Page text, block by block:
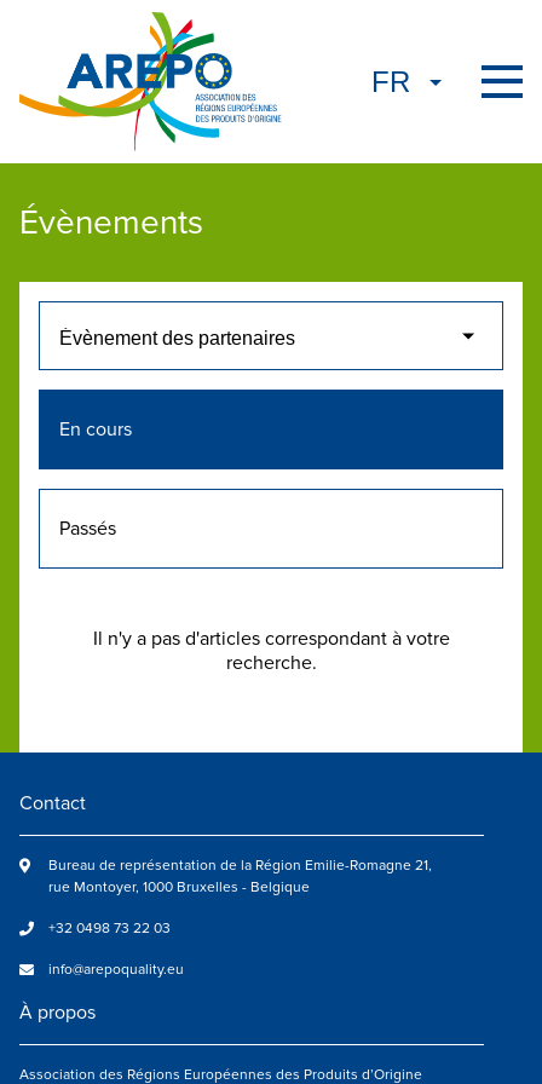
Évènements
En cours
Passés
Il n'y a pas d'articles correspondant à votre
recherche.
Contact
Bureau de représentation de la Région Emilie-Romagne 21,
rue Montoyer, 1000 Bruxelles - Belgique
+32 0498 73 22 03
info@arepoquality.eu
À propos
Association des Régions Européennes des Produits d’Origine